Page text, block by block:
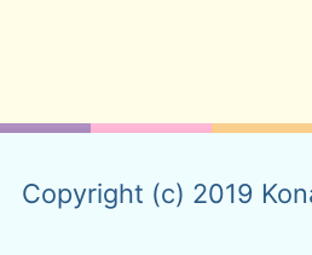
Copyright (c) 2019